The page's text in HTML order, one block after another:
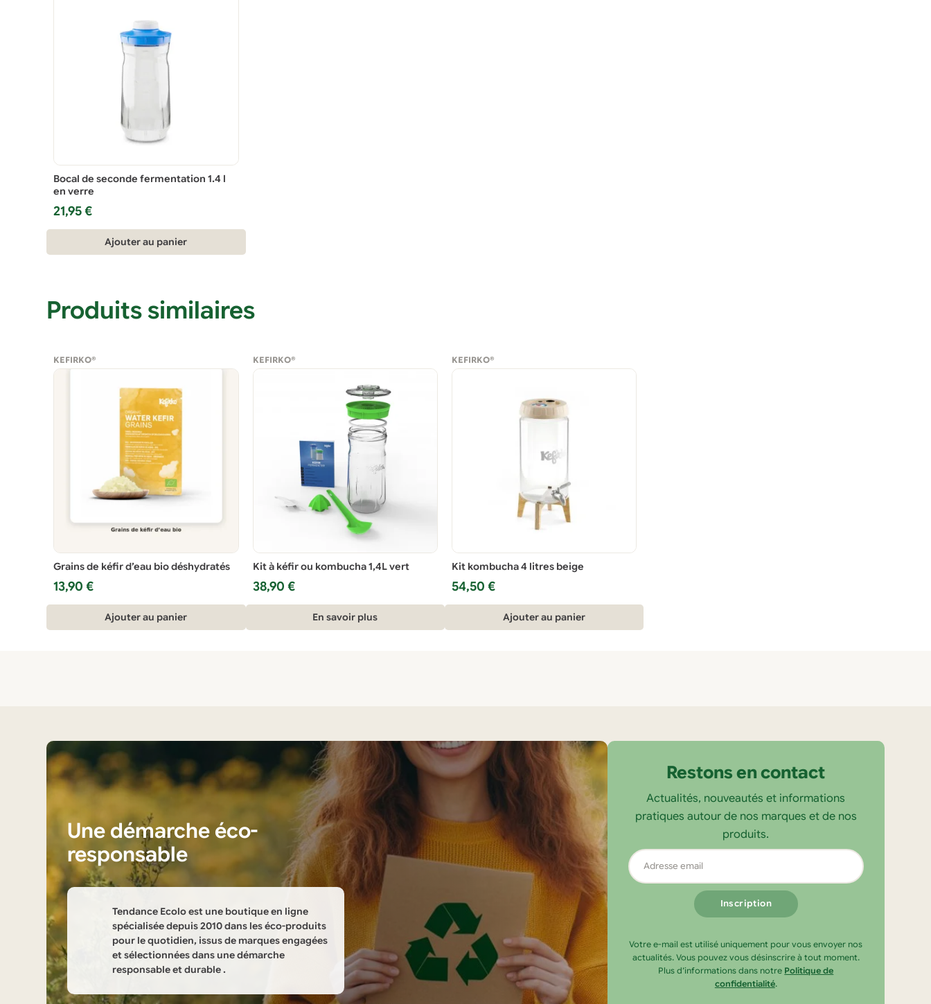
Bocal de seconde fermentation 1.4 l
en verre
21,95€
Ajouter au panier
Produits similaires
KEFIRKO®
Grains de kéfir d’eau bio déshydratés
13,90€
Ajouter au panier
KEFIRKO®
Kit à kéfir ou kombucha 1,4L vert
38,90 €
En savoir plus
KEFIRKO®
Kit kombucha 4 litres beige
54,50 €
Ajouter au panier
Une démarche éco-
responsable
Tendance Ecolo est une boutique en ligne
spécialisée depuis 2010 dans les éco-produits
pour le quotidien, issus de marques engagées
et sélectionnées dans une démarche
responsable et durable .
Restons en contact
Actualités, nouveautés et informations
pratiques autour de nos marques et de nos
produits.
Adresse
email
Votre e-mail est utilisé uniquement pour vous envoyer nos
actualités. Vous pouvez vous désinscrire à tout moment.
Plus d’informations dans notre Politique de
confidentialité.